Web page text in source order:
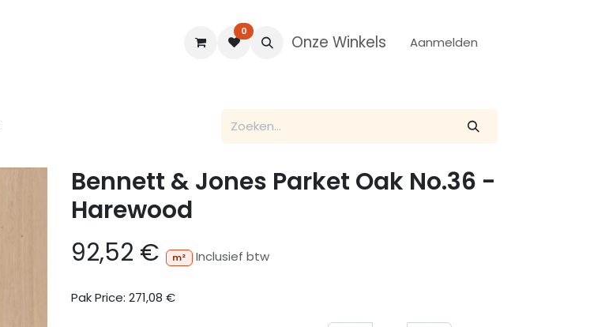
Blogs
0
Onze Winkels Aanmelden
Bennett & Jones Parket Oak No.36 -
Harewood
92,52 € m² Inclusief btw
Pak Price: 271,08 €